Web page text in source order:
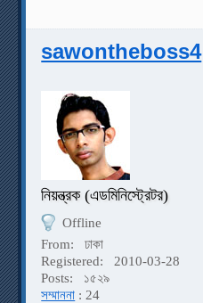
sawontheboss4
নিয়ন্ত্রক (এডমিনিস্ট্রেটর)
Offline
From:
ঢাকা
Registered:
2010-03-28
Posts:
১৫২৯
সম্মাননা : 24